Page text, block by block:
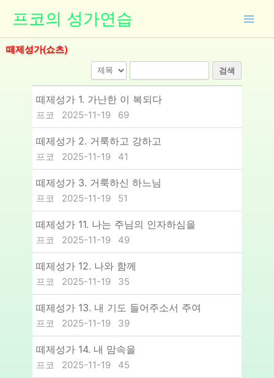
츠
로
프코의 성가연습
떼제성가(쇼츠)
검색
떼제성가 1. 가난한 이 복되다
프코 2025-11-19 69
떼제성가 2. 거룩하고 강하고
프코 2025-11-19 41
떼제성가 3. 거룩하신 하느님
프코 2025-11-19 51
떼제성가 11. 나는 주님의 인자하심을
프코 2025-11-19 49
떼제성가 12. 나와 함께
프코 2025-11-19 35
떼제성가 13. 내 기도 들어주소서 주여
프코 2025-11-19 39
떼제성가 14. 내 맘속을
프코 2025-11-19 45